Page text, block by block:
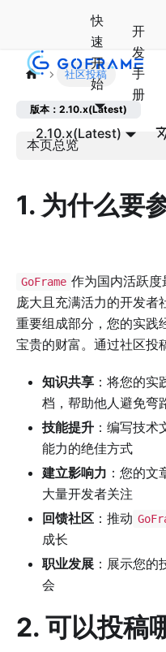
快
速
开
始
开
发
手
册
2.10.x(Latest)
社区投稿
版本：2.10.x(Latest)
本页总览
1. 为什么要
GoFrame 作为国内活跃度
庞大且充满活力的开发者
重要组成部分，您的实践
宝贵的财富。通过社区投
知识共享 ：将您的
档，帮助他人避免弯
技能提升 ：编写技
能力的绝佳方式
建立影响力 ：您的文
大量开发者关注
回馈社区 ：推动
成长
职业发展 ：展示您
会
2. 可以投稿